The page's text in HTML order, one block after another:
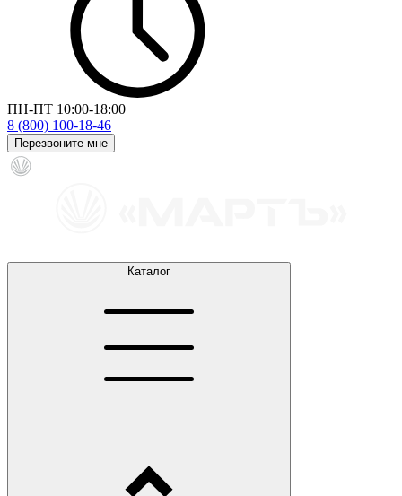
ПН-ПТ 10:00-18:00
8 (800) 100-18-46
Перезвоните мне
Каталог